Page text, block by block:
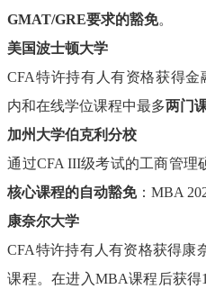
GMAT/GRE要求的豁免。
美国波士顿大学
CFA特许持有人有资格获得
内和在线学位课程中最多两门
加州大学伯克利分校
通过CFA III级考试的工商管理
核心课程的自动豁免 ：MBA
康奈尔大学
CFA特许持有人有资格获得康
课程。在进入MBA课程后获得